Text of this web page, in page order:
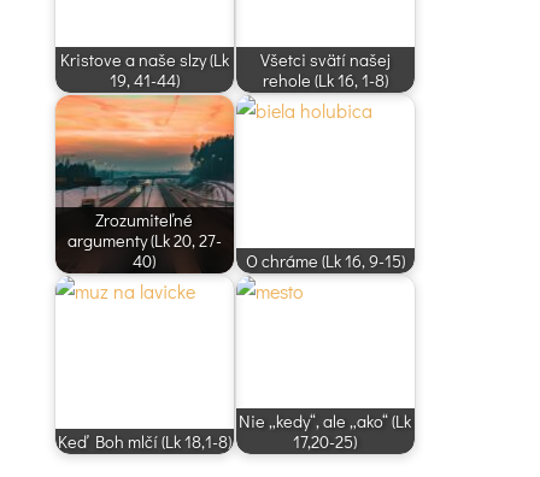
Kristove a naše slzy (Lk
19, 41-44)
Všetci svätí našej
rehole (Lk 16, 1-8)
Zrozumiteľné
argumenty (Lk 20, 27-
40)
O chráme (Lk 16, 9-15)
Keď Boh mlčí (Lk 18,1-8)
Nie „kedy“, ale „ako“ (Lk
17,20-25)